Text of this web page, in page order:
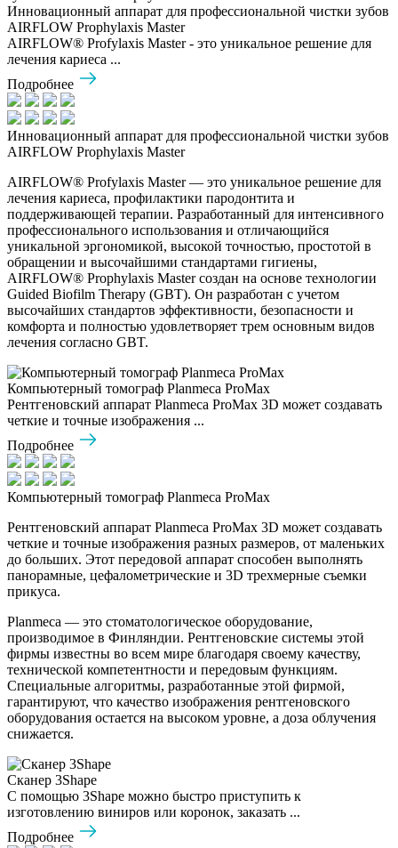
Инновационный аппарат для профессиональной чистки зубов
AIRFLOW Prophylaxis Master
AIRFLOW® Profylaxis Master - это уникальное решение для
лечения кариеса ...
Подробнее
Инновационный аппарат для профессиональной чистки зубов
AIRFLOW Prophylaxis Master
AIRFLOW® Profylaxis Master — это уникальное решение для
лечения кариеса, профилактики пародонтита и
поддерживающей терапии. Разработанный для интенсивного
профессионального использования и отличающийся
уникальной эргономикой, высокой точностью, простотой в
обращении и высочайшими стандартами гигиены,
AIRFLOW® Prophylaxis Master создан на основе технологии
Guided Biofilm Therapy (GBT). Он разработан с учетом
высочайших стандартов эффективности, безопасности и
комфорта и полностью удовлетворяет трем основным видов
лечения согласно GBT.
Компьютерный томограф Planmeca ProMax
Рентгеновский аппарат Planmeca ProMax 3D может создавать
четкие и точные изображения ...
Подробнее
Компьютерный томограф Planmeca ProMax
Рентгеновский аппарат Planmeca ProMax 3D может создавать
четкие и точные изображения разных размеров, от маленьких
до больших. Этот передовой аппарат способен выполнять
панорамные, цефалометрические и 3D трехмерные съемки
прикуса.
Planmeca — это стоматологическое оборудование,
производимое в Финляндии. Рентгеновские системы этой
фирмы известны во всем мире благодаря своему качеству,
технической компетентности и передовым функциям.
Специальные алгоритмы, разработанные этой фирмой,
гарантируют, что качество изображения рентгеновского
оборудования остается на высоком уровне, а доза облучения
снижается.
Сканер 3Shape
С помощью 3Shape можно быстро приступить к
изготовлению виниров или коронок, заказать ...
Подробнее